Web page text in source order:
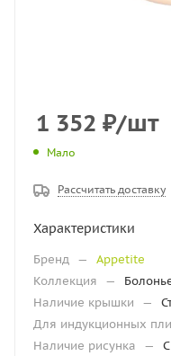
1 352 ₽/шт
Мало
Рассчитать доставку
Характеристики
Бренд —
Appetite
Коллекция
—
Наличие крышки
—
Для индукционных
Наличие рисунка
—